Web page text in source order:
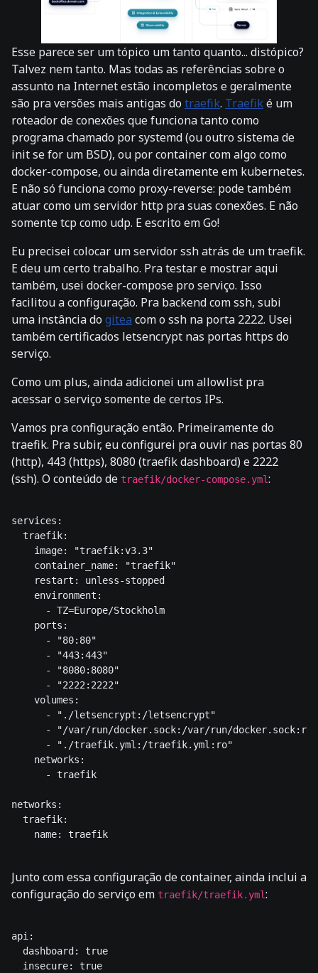
Esse parece ser um tópico um tanto quanto... distópico?
Talvez nem tanto. Mas todas as referências sobre o
assunto na Internet estão incompletos e geralmente
são pra versões mais antigas do traefik. Traefiké um
roteador de conexões que funciona tanto como
programa chamado por systemd (ou outro sistema de
init se for um BSD), ou por container com algo como
docker-compose, ou ainda diretamente em kubernetes.
E não só funciona como proxy-reverse: pode também
atuar como um servidor http pra suas conexões. E não
somente tcp como udp. E escrito em Go!
Eu precisei colocar um servidor ssh atrás de um traefik.
E deu um certo trabalho. Pra testar e mostrar aqui
também, usei docker-compose pro serviço. Isso
facilitou a configuração. Pra backend com ssh, subi
uma instância do gitea com o ssh na porta 2222. Usei
também certificados letsencrypt nas portas https do
serviço.
Como um plus, ainda adicionei um allowlist pra
acessar o serviço somente de certos IPs.
Vamos pra configuração então. Primeiramente do
traefik. Pra subir, eu configurei pra ouvir nas portas 80
(http), 443 (https), 8080 (traefik dashboard) e 2222
(ssh). O conteúdo de traefik/docker-compose.yml:
services:
  traefik:
    image: "traefik:v3.3"
    container_name: "traefik"
    restart: unless-stopped
    environment:
      - TZ=Europe/Stockholm
    ports:
      - "80:80"
      - "443:443"
      - "8080:8080"
      - "2222:2222"
    volumes:
      - "./letsencrypt:/letsencrypt"
      - "/var/run/docker.sock:/var/run/docker.sock:ro"
      - "./traefik.yml:/traefik.yml:ro"
    networks:
      - traefik
networks:
  traefik:
    name: traefik
Junto com essa configuração de container, ainda inclui a
configuração do serviço em traefik/traefik.yml:
api:
  dashboard: true
  insecure: true